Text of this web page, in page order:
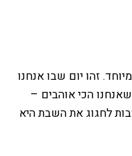
זהו יום שבו אנחנו
הכי אוהבים –
לחגוג את השבת היא